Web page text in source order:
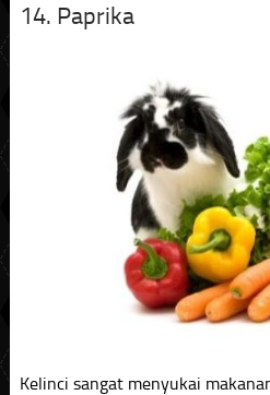
14. Paprika
Kelinci sangat menyukai